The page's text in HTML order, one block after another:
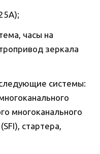
часы на
зеркала
системы:
многоканального
стартера,